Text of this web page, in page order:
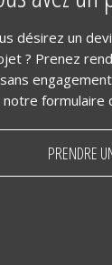
désirez un
? Prenez
notre formulaire
PRENDRE